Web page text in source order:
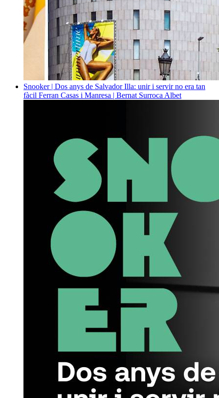
Snooker | Dos anys de Salvador Illa: unir i servir no era tan
fàcil Ferran Casas i Manresa | Bernat Surroca Albet